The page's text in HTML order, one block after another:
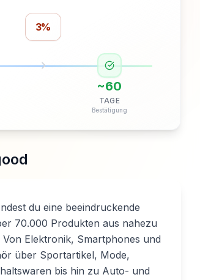
3%
~60
TAGE
Bestätigung
du eine beeindruckende
70.000 Produkten aus nahezu
Elektronik, Smartphones und
über Sportartikel, Mode,
bis hin zu Auto- und